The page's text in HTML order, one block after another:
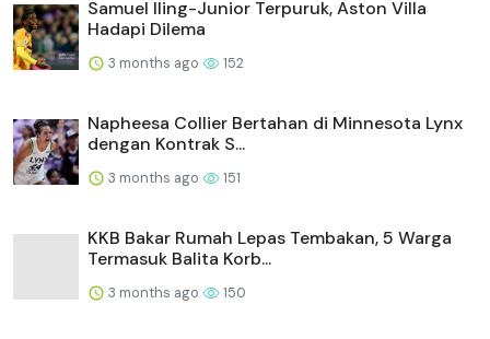
Samuel Iling-Junior Terpuruk, Aston Villa
Hadapi Dilema
3 months ago 152
Napheesa Collier Bertahan di Minnesota Lynx
dengan Kontrak S...
3 months ago 151
KKB Bakar Rumah Lepas Tembakan, 5 Warga
Termasuk Balita Korb...
3 months ago 150